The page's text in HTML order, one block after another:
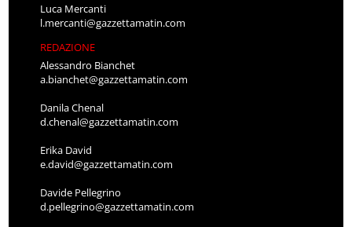
Luca Mercanti
l.mercanti@gazzettamatin.com
REDAZIONE
Alessandro Bianchet
a.bianchet@gazzettamatin.com
Danila Chenal
d.chenal@gazzettamatin.com
Erika David
e.david@gazzettamatin.com
Davide Pellegrino
d.pellegrino@gazzettamatin.com